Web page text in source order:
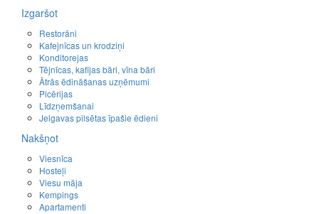
Izgaršot
Restorāni
Kafejnīcas un krodziņi
Konditorejas
Tējnīcas, kafijas bāri, vīna bāri
Ātrās ēdināšanas uzņēmumi
Picērijas
Līdzņemšanai
Jelgavas pilsētas īpašie ēdieni
Nakšņot
Viesnīca
Hosteļi
Viesu māja
Kempings
Apartamenti